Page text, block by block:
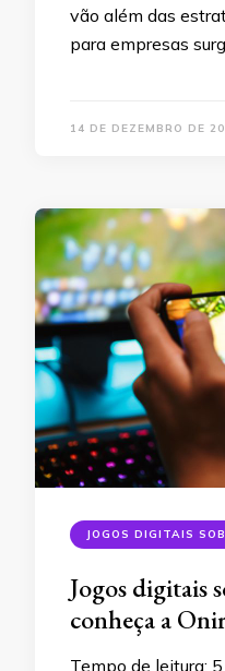
vão além das
para empresas
14 DE DEZEMBRO DE
JOGOS DIGITAIS
Jogos digitais
conheça a
Tempo de leitura: 5